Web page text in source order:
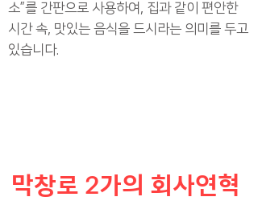
소”를 간판으로 사용하여, 집과 같이 편안한
시간 속, 맛있는 음식을 드시라는 의미를 두고
있습니다.
​막창로 2가의 회사연혁